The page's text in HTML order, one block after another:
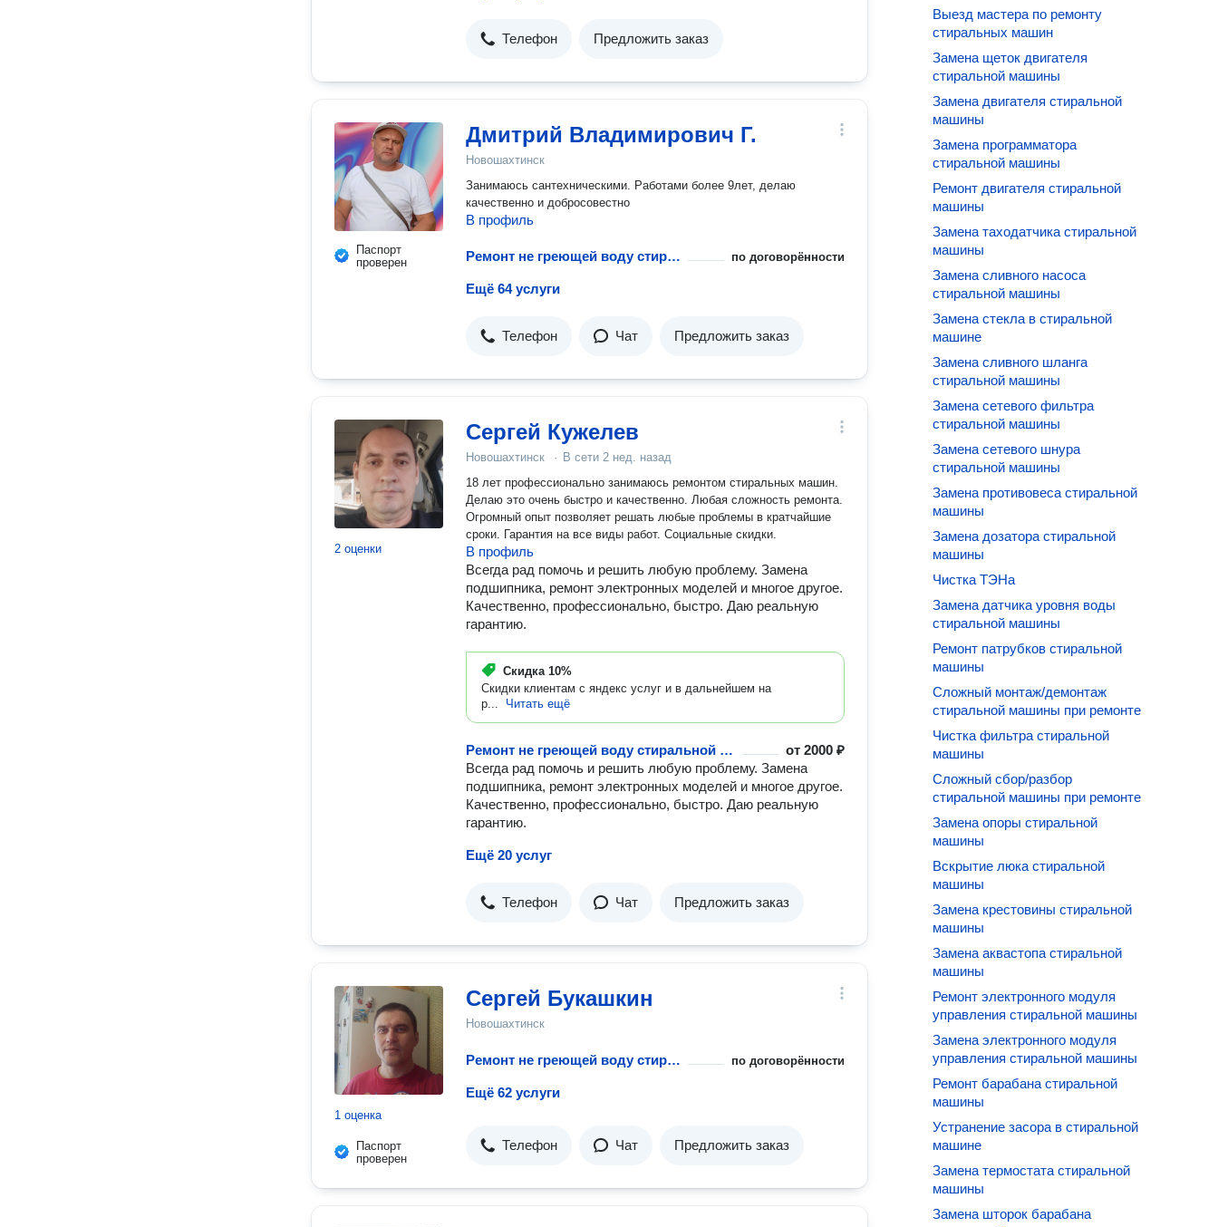
Телефон Предложить заказ
Паспорт
проверен
Дмитрий Владимирович Г.
Новошахтинск
Занимаюсь сантехническими. Работами более 9лет, делаю
качественно и добросовестно
В профиль
Ремонт не греющей воду стиральной машины по договорённости
Ещё 64 услуги
Телефон Чат Предложить заказ
2 оценки
Сергей Кужелев
Новошахтинск · В сети 2 нед. назад
18 лет профессионально занимаюсь ремонтом стиральных машин.
Делаю это очень быстро и качественно. Любая сложность ремонта.
Огромный опыт позволяет решать любые проблемы в кратчайшие
сроки. Гарантия на все виды работ. Социальные скидки.
В профиль
Всегда рад помочь и решить любую проблему. Замена
подшипника, ремонт электронных моделей и многое другое.
Качественно, профессионально, быстро. Даю реальную
гарантию.
Скидка 10%
Скидки клиентам с яндекс услуг и в дальнейшем на
р...
Читать ещё
Ремонт не греющей воду стиральной машины от2000 ₽
Всегда рад помочь и решить любую проблему. Замена
подшипника, ремонт электронных моделей и многое другое.
Качественно, профессионально, быстро. Даю реальную
гарантию.
Ещё 20 услуг
Телефон Чат Предложить заказ
1 оценка
Паспорт
проверен
Сергей Букашкин
Новошахтинск
Ремонт не греющей воду стиральной машины по договорённости
Ещё 62 услуги
Телефон Чат Предложить заказ
Выезд мастера по ремонту
стиральных машин
Замена щеток двигателя
стиральной машины
Замена двигателя стиральной
машины
Замена программатора
стиральной машины
Ремонт двигателя стиральной
машины
Замена таходатчика стиральной
машины
Замена сливного насоса
стиральной машины
Замена стекла в стиральной
машине
Замена сливного шланга
стиральной машины
Замена сетевого фильтра
стиральной машины
Замена сетевого шнура
стиральной машины
Замена противовеса стиральной
машины
Замена дозатора стиральной
машины
Чистка ТЭНа
Замена датчика уровня воды
стиральной машины
Ремонт патрубков стиральной
машины
Сложный монтаж/демонтаж
стиральной машины при ремонте
Чистка фильтра стиральной
машины
Сложный сбор/разбор
стиральной машины при ремонте
Замена опоры стиральной
машины
Вскрытие люка стиральной
машины
Замена крестовины стиральной
машины
Замена аквастопа стиральной
машины
Ремонт электронного модуля
управления стиральной машины
Замена электронного модуля
управления стиральной машины
Ремонт барабана стиральной
машины
Устранение засора в стиральной
машине
Замена термостата стиральной
машины
Замена шторок барабана